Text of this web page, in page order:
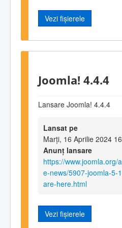
Vezi fișierele
Joomla! 4.4.4
Lansare Joomla! 4.4.4
Lansat pe
Marți, 16 Aprilie 2024
Anunț lansare
https://
e-news/5907-joomla-5-
are-here.html
Vezi fișierele